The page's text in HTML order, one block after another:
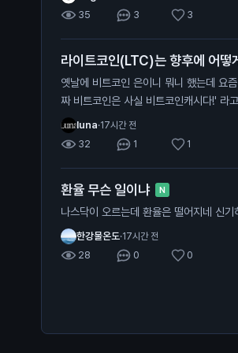
35 3 3
라이트코인(LTC)는 향후에 어떻
옛날에 비트코인 은이니 뭐니 했는데 요즘 차트가 그냥 죽어
짜 비트코인은 사실 비트코인캐시다!' 라
luna·17시간 전
32 1 1
환율 무슨 일이냐 N
나스닥이 오르는데 환율은 떨어지네 신
한강물온도·17시간 전
28 0 0